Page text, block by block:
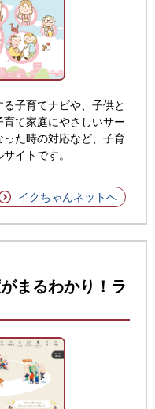
子育てナビや、子供と
て家庭にやさしいサー
た時の対応など、子育
イトです。
イクちゃんネットへ
まるわかり！ラ